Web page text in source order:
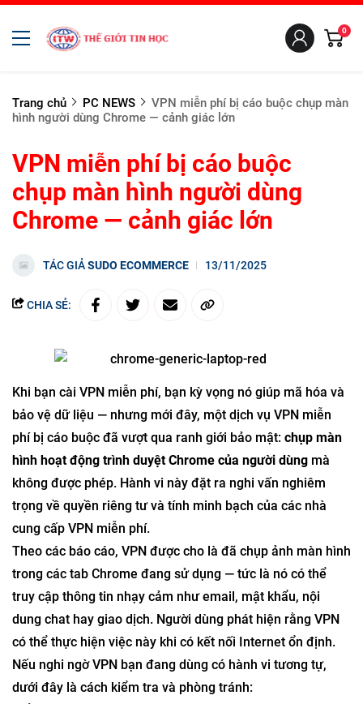
0
Trang chủ PC NEWS
VPN miễn phí bị cáo buộc chụp màn
hình người dùng Chrome — cảnh giác lớn
VPN miễn phí bị cáo buộc
chụp màn hình người dùng
Chrome — cảnh giác lớn
TÁC GIẢSUDO ECOMMERCE 13/11/2025
CHIA SẺ:
Khi bạn cài VPN miễn phí, bạn kỳ vọng nó giúp mã hóa và
bảo vệ dữ liệu — nhưng mới đây, một dịch vụ VPN miễn
phí bị cáo buộc đã vượt qua ranh giới bảo mật: chụp màn
hình hoạt động trình duyệt Chrome của người dùng mà
không được phép. Hành vi này đặt ra nghi vấn nghiêm
trọng về quyền riêng tư và tính minh bạch của các nhà
cung cấp VPN miễn phí.
Theo các báo cáo, VPN được cho là đã chụp ảnh màn hình
trong các tab Chrome đang sử dụng — tức là nó có thể
truy cập thông tin nhạy cảm như email, mật khẩu, nội
dung chat hay giao dịch. Người dùng phát hiện rằng VPN
có thể thực hiện việc này khi có kết nối Internet ổn định.
Nếu nghi ngờ VPN bạn đang dùng có hành vi tương tự,
dưới đây là cách kiểm tra và phòng tránh: